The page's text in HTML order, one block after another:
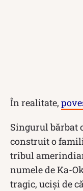
În realitate,
Singurul bărbat
construit o
tribul
numele de Ka-
tragic, uciși de